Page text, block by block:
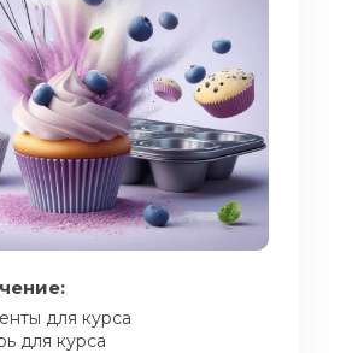
для курса
для курса